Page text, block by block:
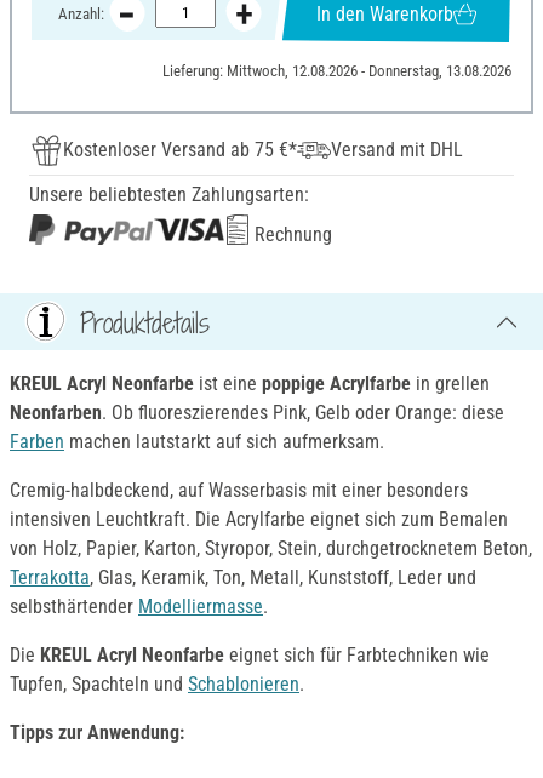
Anzahl: In den Warenkorb
Lieferung: Mittwoch, 12.08.2026 - Donnerstag, 13.08.2026
Kostenloser Versand ab 75 €*
Versand mit DHL
Unsere beliebtesten Zahlungsarten:
Rechnung
Produktdetails
KREUL Acryl Neonfarbe ist eine poppige Acrylfarbe in grellen
Neonfarben. Ob fluoreszierendes Pink, Gelb oder Orange: diese
Farben machen lautstarkt auf sich aufmerksam.
Cremig-halbdeckend, auf Wasserbasis mit einer besonders
intensiven Leuchtkraft. Die Acrylfarbe eignet sich zum Bemalen
von Holz, Papier, Karton, Styropor, Stein, durchgetrocknetem Beton,
Terrakotta, Glas, Keramik, Ton, Metall, Kunststoff, Leder und
selbsthärtender Modelliermasse.
Die KREUL Acryl Neonfarbe eignet sich für Farbtechniken wie
Tupfen, Spachteln und Schablonieren.
Tipps zur Anwendung: